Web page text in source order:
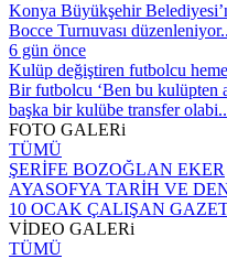
Konya Büyükşehir
Bocce Turnuvası
6 gün önce
Kulüp değiştiren futbolcu
Bir futbolcu ‘Ben bu kulüpten
başka bir kulübe transfer
FOTO GALERi
TÜMÜ
ŞERİFE BOZOĞLAN EKER
AYASOFYA TARİH VE
10 OCAK ÇALIŞAN
VİDEO GALERi
TÜMÜ